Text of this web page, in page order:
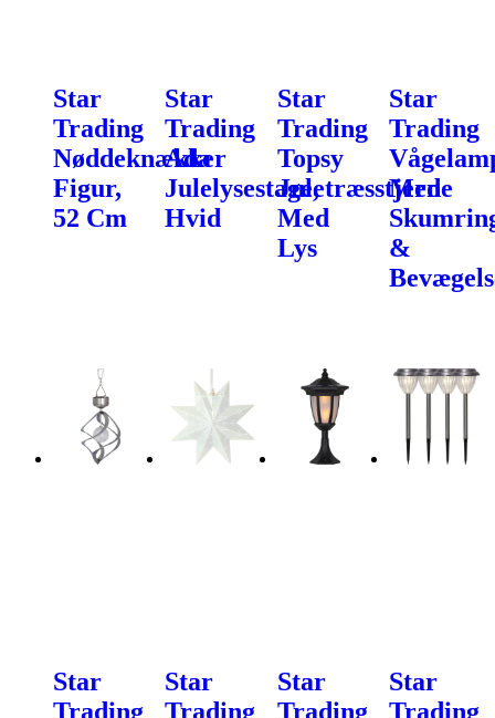
Star
Trading
Nøddeknækker
Figur,
52 Cm
Star
Trading
Ada
Julelysestage,
Hvid
Star
Trading
Topsy
Juletræsstjerne
Med
Lys
Star
Trading
Med
&
Star
Trading
Star
Trading
Star
Trading
Star
Trading